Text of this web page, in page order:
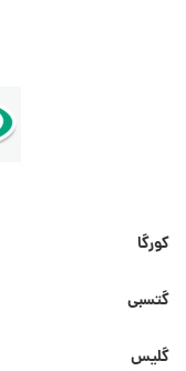
کورگا
گتسبی
گلیس